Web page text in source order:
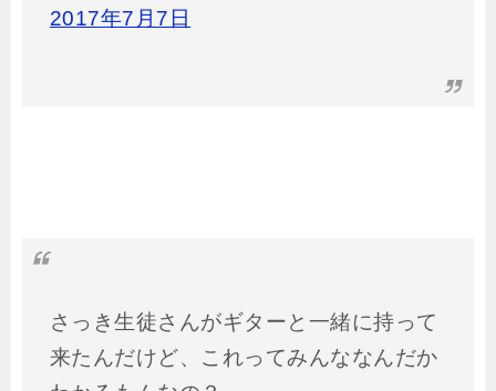
2017年7月7日
さっき生徒さんがギターと一緒に持って
来たんだけど、これってみんななんだか